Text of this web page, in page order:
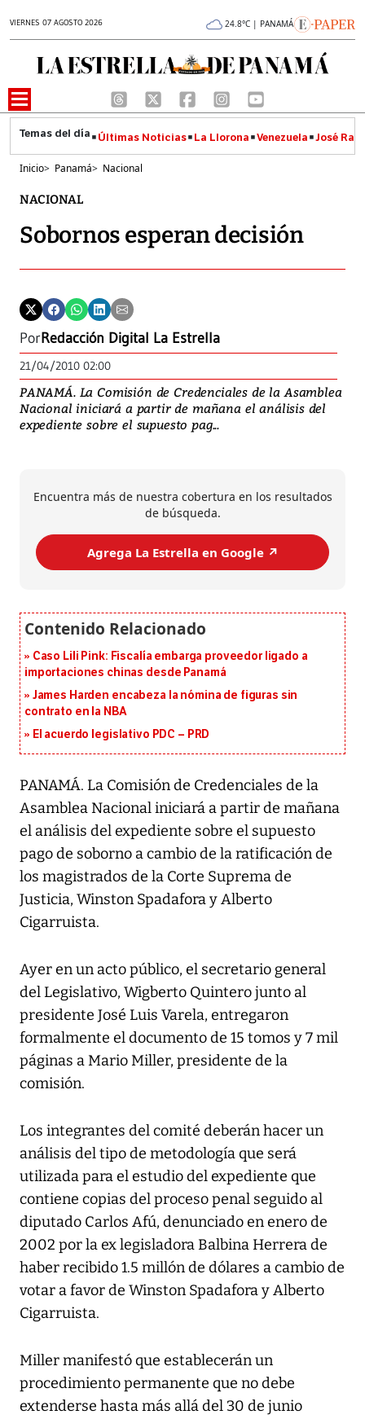
VIERNES 07 AGOSTO 2026 24.8°C | PANAMÁ
Últimas Noticias La Llorona Venezuela José
Inicio> Panamá> Nacional
NACIONAL
Sobornos esperan decisión
PorRedacción Digital La Estrella
21/04/2010 02:00
PANAMÁ. La Comisión de Credenciales de la Asamblea
Nacional iniciará a partir de mañana el análisis del
expediente sobre el supuesto pag...
Encuentra más de nuestra cobertura en los resultados
de búsqueda.
Agrega La Estrella en Google ↗️
Caso Lili Pink: Fiscalía embarga proveedor ligado a
importaciones chinas desde Panamá
James Harden encabeza la nómina de figuras sin
contrato en la NBA
El acuerdo legislativo PDC – PRD
PANAMÁ. La Comisión de Credenciales de la
Asamblea Nacional iniciará a partir de mañana
el análisis del expediente sobre el supuesto
pago de soborno a cambio de la ratificación de
los magistrados de la Corte Suprema de
Justicia, Winston Spadafora y Alberto
Cigarruista.
Ayer en un acto público, el secretario general
del Legislativo, Wigberto Quintero junto al
presidente José Luis Varela, entregaron
formalmente el documento de 15 tomos y 7 mil
páginas a Mario Miller, presidente de la
comisión.
Los integrantes del comité deberán hacer un
análisis del tipo de metodología que será
utilizada para el estudio del expediente que
contiene copias del proceso penal seguido al
diputado Carlos Afú, denunciado en enero de
2002 por la ex legisladora Balbina Herrera de
haber recibido 1.5 millón de dólares a cambio de
votar a favor de Winston Spadafora y Alberto
Cigarruista.
Miller manifestó que establecerán un
procedimiento permanente que no debe
extenderse hasta más allá del 30 de junio